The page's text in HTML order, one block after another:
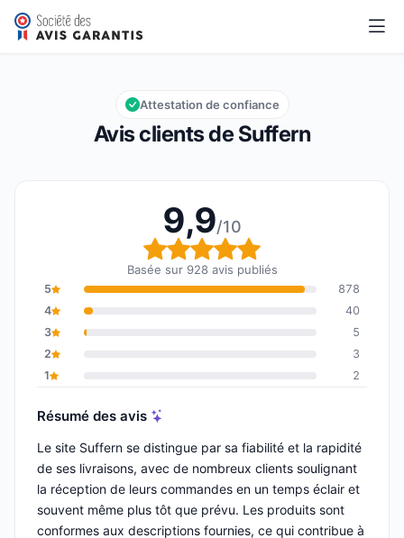
Suffern
Note globale : 9,9 sur 10
9,9/10
Avis clients de Suffern
Attestation de confiance
9,9/10
Note globale : 9,9 sur
Basée sur 928 avis publiés
5
878
4
40
3
5
2
3
1
2
Résumé des avis
Le site Suffern se distingue par sa fiabilité et la rapidité
de ses livraisons, avec de nombreux clients soulignant
la réception de leurs commandes en un temps éclair et
souvent même plus tôt que prévu. Les produits sont
conformes aux descriptions fournies, ce qui contribue à